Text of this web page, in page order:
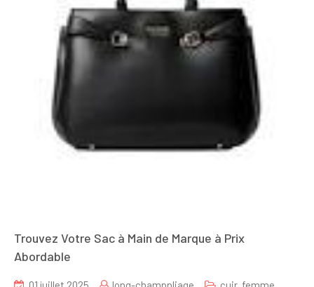
Trouvez Votre Sac à Main de Marque à Prix
Abordable